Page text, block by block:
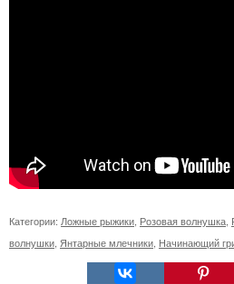
Категории: Ложные рыжики Розовая волнушка
волнушки Янтарные млечники Начинающий